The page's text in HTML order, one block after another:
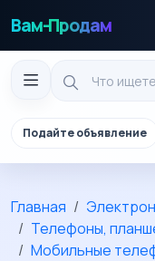
Вам-Продам
Подайте объявление
Главная
Телефоны,
Мобильные